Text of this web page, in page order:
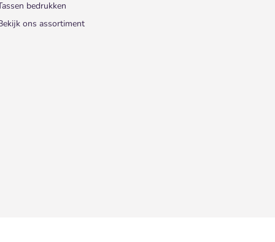
bedrukken
ons assortiment